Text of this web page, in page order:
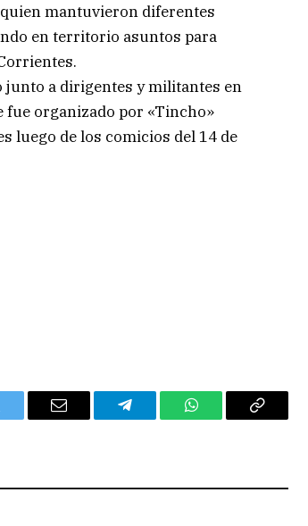
mantuvieron diferentes
en territorio asuntos para
a dirigentes y militantes en
fue organizado por «Tincho»
luego de los comicios del 14 de
Email Telegram WhatsAppCopy